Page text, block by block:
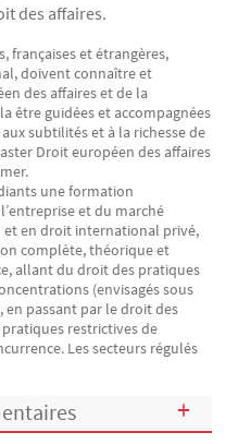
des affaires.
françaises et étrangères,
doivent connaître et
des affaires et de la
être guidées et accompagnées
subtilités et à la richesse de
Droit européen des affaires
une formation
et du marché
en droit international privé,
complète, théorique et
allant du droit des pratiques
(envisagés sous
passant par le droit des
restrictives de
Les secteurs régulés